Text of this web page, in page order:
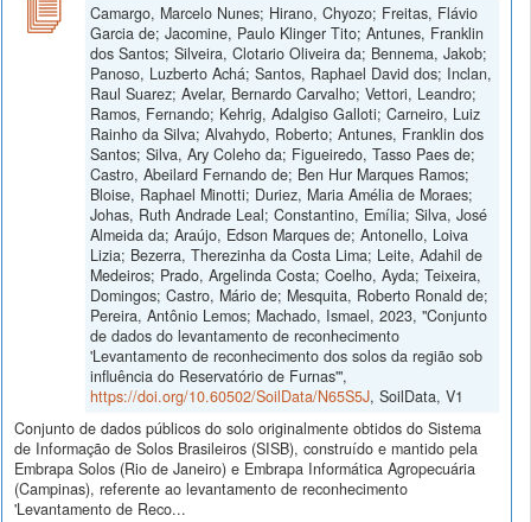
Camargo, Marcelo Nunes; Hirano, Chyozo; Freitas, Flávio
Garcia de; Jacomine, Paulo Klinger Tito; Antunes, Franklin
dos Santos; Silveira, Clotario Oliveira da; Bennema, Jakob;
Panoso, Luzberto Achá; Santos, Raphael David dos; Inclan,
Raul Suarez; Avelar, Bernardo Carvalho; Vettori, Leandro;
Ramos, Fernando; Kehrig, Adalgiso Galloti; Carneiro, Luiz
Rainho da Silva; Alvahydo, Roberto; Antunes, Franklin dos
Santos; Silva, Ary Coleho da; Figueiredo, Tasso Paes de;
Castro, Abeilard Fernando de; Ben Hur Marques Ramos;
Bloise, Raphael Minotti; Duriez, Maria Amélia de Moraes;
Johas, Ruth Andrade Leal; Constantino, Emília; Silva, José
Almeida da; Araújo, Edson Marques de; Antonello, Loiva
Lizia; Bezerra, Therezinha da Costa Lima; Leite, Adahil de
Medeiros; Prado, Argelinda Costa; Coelho, Ayda; Teixeira,
Domingos; Castro, Mário de; Mesquita, Roberto Ronald de;
Pereira, Antônio Lemos; Machado, Ismael, 2023, "Conjunto
de dados do levantamento de reconhecimento
'Levantamento de reconhecimento dos solos da região sob
influência do Reservatório de Furnas'",
https://doi.org/10.60502/SoilData/N65S5J, SoilData, V1
Conjunto de dados públicos do solo originalmente obtidos do Sistema
de Informação de Solos Brasileiros (SISB), construído e mantido pela
Embrapa Solos (Rio de Janeiro) e Embrapa Informática Agropecuária
(Campinas), referente ao levantamento de reconhecimento
'Levantamento de Reco...